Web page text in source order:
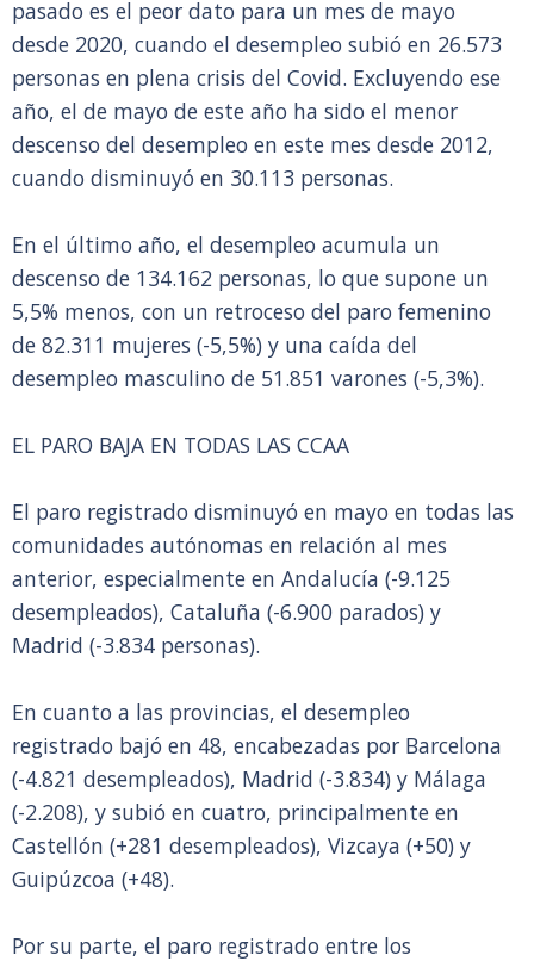
pasado es el peor dato para un mes de mayo
desde 2020, cuando el desempleo subió en 26.573
personas en plena crisis del Covid. Excluyendo ese
año, el de mayo de este año ha sido el menor
descenso del desempleo en este mes desde 2012,
cuando disminuyó en 30.113 personas.
En el último año, el desempleo acumula un
descenso de 134.162 personas, lo que supone un
5,5% menos, con un retroceso del paro femenino
de 82.311 mujeres (-5,5%) y una caída del
desempleo masculino de 51.851 varones (-5,3%).
EL PARO BAJA EN TODAS LAS CCAA
El paro registrado disminuyó en mayo en todas las
comunidades autónomas en relación al mes
anterior, especialmente en Andalucía (-9.125
desempleados), Cataluña (-6.900 parados) y
Madrid (-3.834 personas).
En cuanto a las provincias, el desempleo
registrado bajó en 48, encabezadas por Barcelona
(-4.821 desempleados), Madrid (-3.834) y Málaga
(-2.208), y subió en cuatro, principalmente en
Castellón (+281 desempleados), Vizcaya (+50) y
Guipúzcoa (+48).
Por su parte, el paro registrado entre los